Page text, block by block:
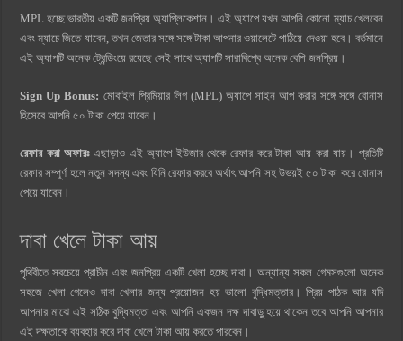
MPL হচ্ছে ভারতীয় একটি জনপ্রিয় অ্যাপ্লিকেশান। এই অ্যাপে যখন আপনি কোনো ম্যাচ খেলবেন
এবং ম্যাচে জিতে যাবেন, তখন জেতার সঙ্গে সঙ্গে টাকা আপনার ওয়ালেটে পাঠিয়ে দেওয়া হবে। বর্তমানে
এই অ্যাপটি অনেক ট্রেন্ডিংয়ে রয়েছে সেই সাথে অ্যাপটি সারাবিশ্বে অনেক বেশি জনপ্রিয়।
Sign Up Bonus: মোবাইল প্রিমিয়ার লিগ (MPL) অ্যাপে সাইন আপ করার সঙ্গে সঙ্গে বোনাস
হিসেবে আপনি ৫০ টাকা পেয়ে যাবেন।
রেফার করা অফারঃএছাড়াও এই অ্যাপে ইউজার থেকে রেফার করে টাকা আয় করা যায়। প্রতিটি
রেফার সম্পূর্ণ হলে নতুন সদস্য এবং যিনি রেফার করবে অর্থাৎ আপনি সহ উভয়ই ৫০ টাকা করে বোনাস
পেয়ে যাবেন।
দাবা খেলে টাকা আয়
পৃথিবীতে সবচেয়ে প্রাচীন এবং জনপ্রিয় একটি খেলা হচ্ছে দাবা। অন্যান্য সকল গেমসগুলো অনেক
সহজে খেলা গেলেও দাবা খেলার জন্য প্রয়োজন হয় ভালো বুদ্ধিমত্তার। প্রিয় পাঠক আর যদি
আপনার মাঝে এই সঠিক বুদ্ধিমত্তা এবং আপনি একজন দক্ষ দাবাড়ু হয়ে থাকেন তবে আপনি আপনার
এই দক্ষতাকে ব্যবহার করে দাবা খেলে টাকা আয় করতে পারবেন।